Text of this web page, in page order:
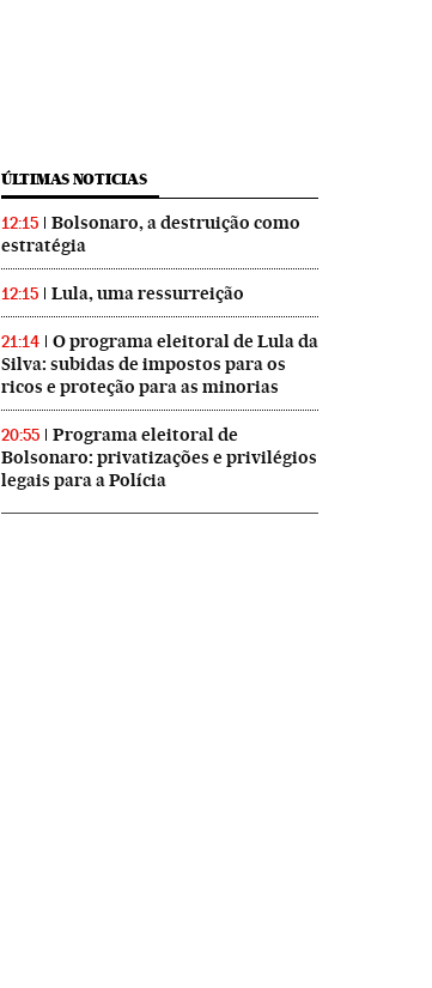
ÚLTIMAS NOTICIAS
12:15
Bolsonaro, a destruição como
estratégia
12:15 Lula, uma ressurreição
21:14
O programa eleitoral de Lula da
Silva: subidas de impostos para os
ricos e proteção para as minorias
20:55
Programa eleitoral de
Bolsonaro: privatizações e privilégios
legais para a Polícia